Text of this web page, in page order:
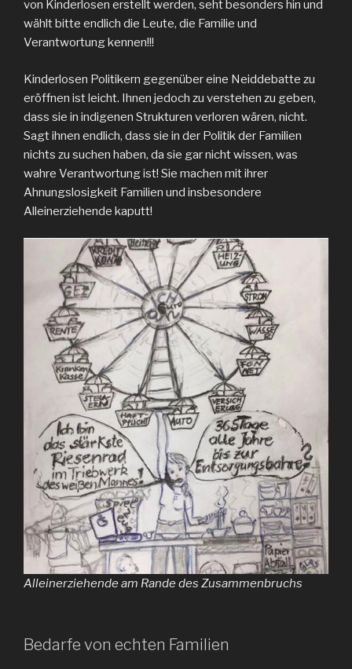
von Kinderlosen erstellt werden, seht besonders hin und
wählt bitte endlich die Leute, die Familie und
Verantwortung kennen!!!
Kinderlosen Politikern gegenüber eine Neiddebatte zu
eröffnen ist leicht. Ihnen jedoch zu verstehen zu geben,
dass sie in indigenen Strukturen verloren wären, nicht.
Sagt ihnen endlich, dass sie in der Politik der Familien
nichts zu suchen haben, da sie gar nicht wissen, was
wahre Verantwortung ist! Sie machen mit ihrer
Ahnungslosigkeit Familien und insbesondere
Alleinerziehende kaputt!
Alleinerziehende am Rande des Zusammenbruchs
Bedarfe von echten Familien